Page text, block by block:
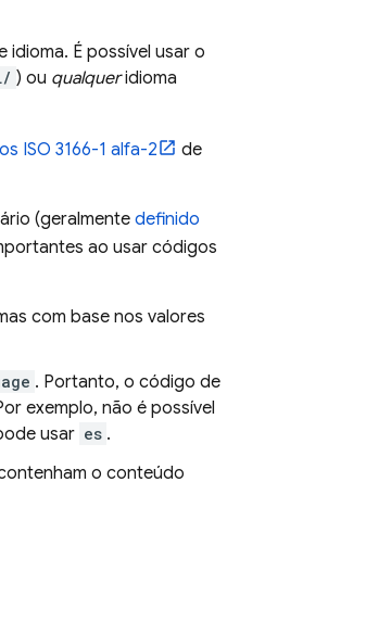
idioma. É possível usar o
) ou qualqueridioma
ISO 3166-1 alfa-2
de
(geralmentedefinido
ao usar códigos
com base nos valores
. Portanto, o código de
exemplo, não é possível
usar es .
o conteúdo